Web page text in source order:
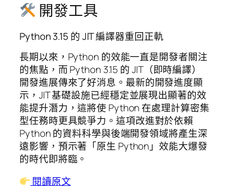
開發工具
Python 3.15 的 JIT 編譯器重回正軌
長期以來，Python 的效能一直是開發者關注
的焦點，而 Python 3.15 的 JIT（即時編譯）
開發進展傳來了好消息。最新的開發進度顯
示，JIT 基礎設施已經穩定並展現出顯著的效
能提升潛力，這將使 Python 在處理計算密集
型任務時更具競爭力。這項改進對於依賴
Python 的資料科學與後端開發領域將產生深
遠影響，預示著「原生 Python」效能大爆發
的時代即將臨。
閱讀原文